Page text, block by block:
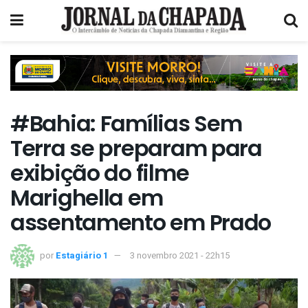
#Bahia: Famílias Sem
Terra se preparam para
exibição do filme
Marighella em
assentamento em Prado
por Estagiário 1 3 novembro 2021 - 22h15